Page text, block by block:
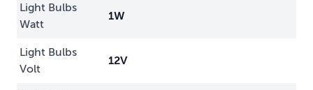
Light Bulbs
Watt
1W
Light Bulbs
Volt
12V